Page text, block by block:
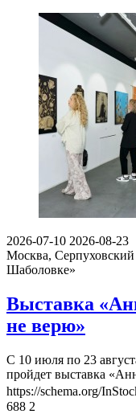
2026-07-10 2026-08-23
Москва, Серпуховский
Шаболовке»
Выставка
не верю»
С 10 июля по 23
пройдет выставка
https://schema.org/
688 2